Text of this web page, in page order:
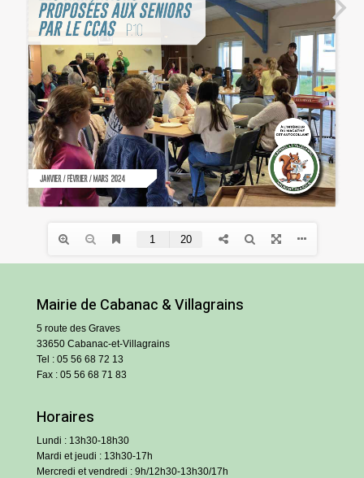
Mairie de Cabanac & Villagrains
5 route des Graves
33650 Cabanac-et-Villagrains
Tel : 05 56 68 72 13
Fax : 05 56 68 71 83
Horaires
Lundi : 13h30-18h30
Mardi et jeudi : 13h30-17h
Mercredi et vendredi : 9h/12h30-13h30/17h